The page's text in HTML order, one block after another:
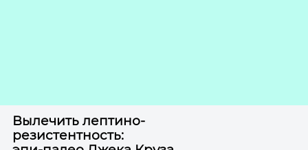
Вылечить лептино-
резистентность: